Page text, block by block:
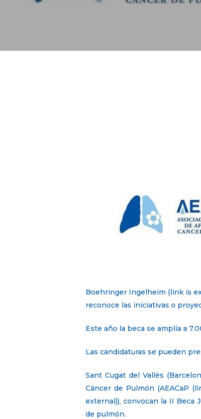
Boehringer Ingelheim (link is
reconoce las iniciativas o
Este año la beca se amplía a
Las candidaturas se pueden
Sant Cugat del Vallès
Cáncer de Pulmón (AEACaP
external)), convocan la II Beca
de pulmón.